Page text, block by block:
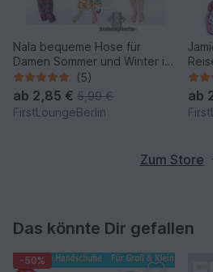
Nala bequeme Hose für
Damen Sommer und Winter in
9 Größen und 8 Längen
(5)
ab 2,85 € 5,99 €
FirstLoungeBerlin
in 4
ab
Zum Store
Das könnte Dir gefallen
-50%